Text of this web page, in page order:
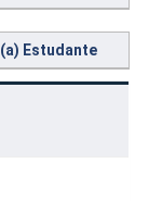
Estudante